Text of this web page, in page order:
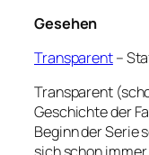
Gesehen
Transparent–
Transparent
Geschichte der
Beginn der Serie